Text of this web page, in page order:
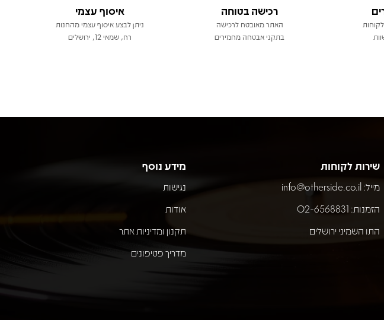
רכישה בטוחה
האתר מאובטח לרכישה
בתקני אבטחה מחמירים
איסוף עצמי
ניתן לבצע איסוף עצמי מהחנות
רח, שמאי 12, ירושלים
שירות לקוחות
מייל: info@otherside.co.il
הזמנות: 02-6568831
התו השמיני ירושלים
מידע נוסף
נגישות
אודות
תקנון ומדיניות אתר
מדריך פטיפונים